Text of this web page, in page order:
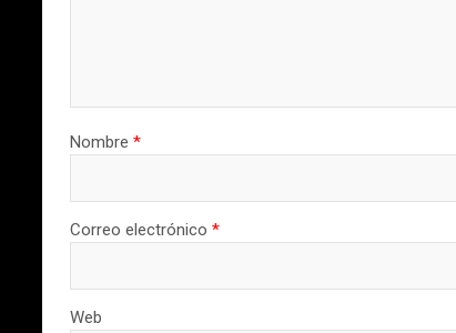
Nombre *
Correo electrónico *
Web